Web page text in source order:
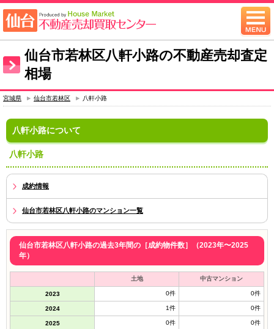
仙台市若林区八軒小路の不動産売却査定
相場
宮城県 仙台市若林区 八軒小路
八軒小路について
八軒小路
成約情報
仙台市若林区八軒小路のマンション一覧
仙台市若林区八軒小路の過去3年間の［成約物件数］（2023年〜2025
年）
土地 中古マンション
2023 0件 0件
2024 1件 0件
2025 0件 0件